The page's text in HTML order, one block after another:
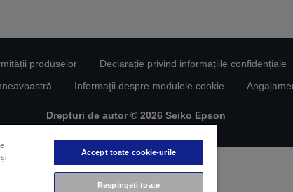
produselor
Declarație privind informațiile confidențiale
Informaţii despre modulele cookie
Drepturi de autor © 2026 Seiko Epson
Accept toate cookie-urile
Respingeți toate